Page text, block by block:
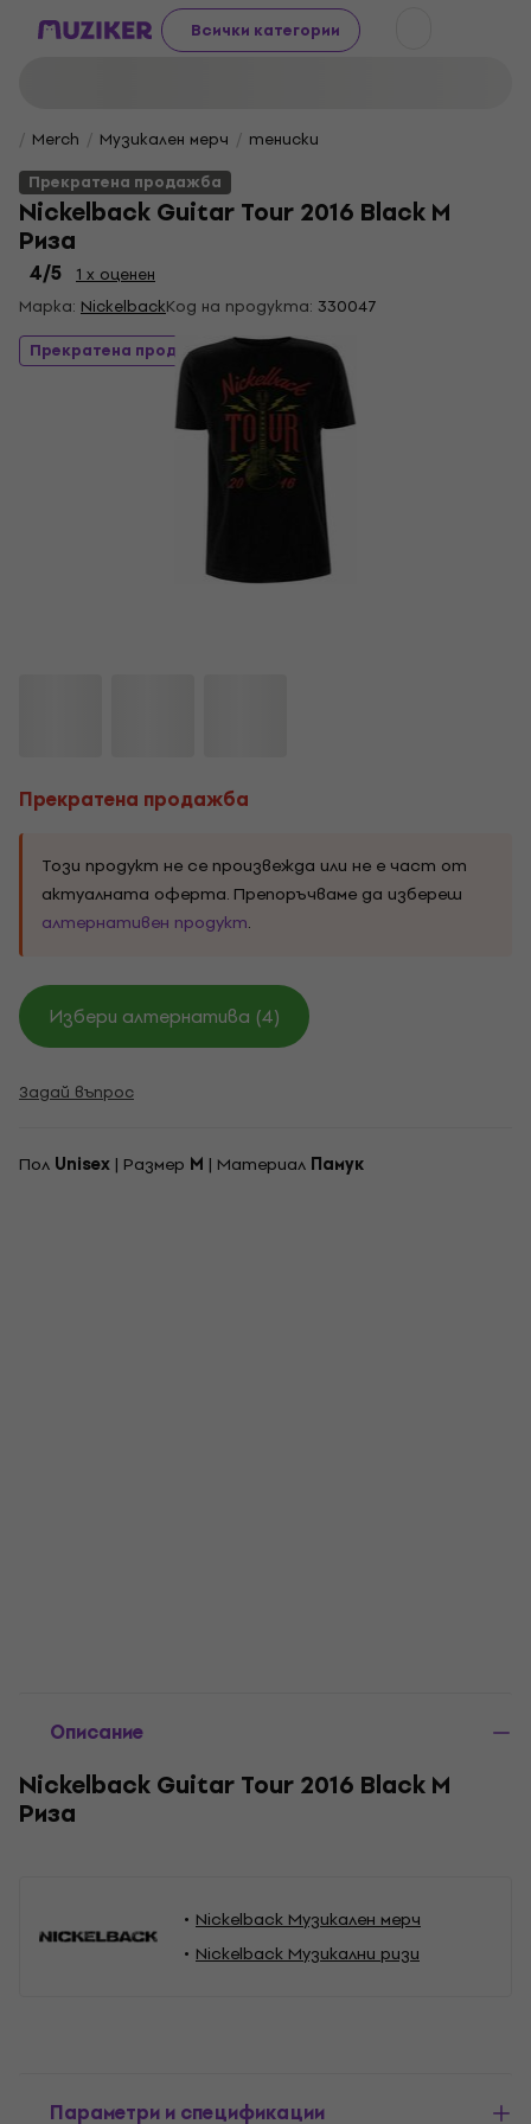
Всички категории
Merch Музикален мерч
тениски
Прекратена продажба
Nickelback Guitar Tour 2016 Black M
Риза
4/5
1 x оценен
Марка: NickelbackКод на продукта: 330047
Прекратена продажба
Прекратена продажба
Този продукт не се произвежда или не е част от
актуалната оферта. Препоръчваме да избереш
алтернативен продукт.
Избери алтернатива (4)
Задай въпрос
Пол Unisex | Pазмер M | Материал Памук
Описание
Nickelback Guitar Tour 2016 Black M
Риза
Nickelback Музикален мерч
Nickelback Музикални ризи
Параметри и спецификации